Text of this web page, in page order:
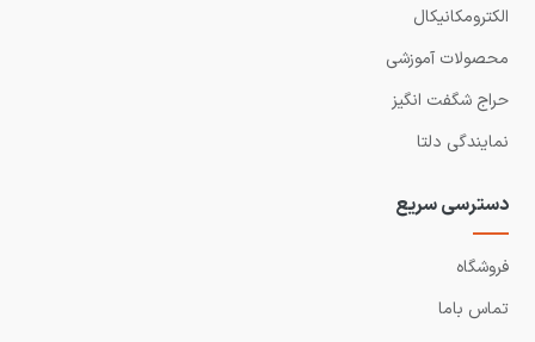
الکترومکانیکال
محصولات آموزشی
حراج شگفت انگیز
نمایندگی دلتا
دسترسی سریع
فروشگاه
تماس باما